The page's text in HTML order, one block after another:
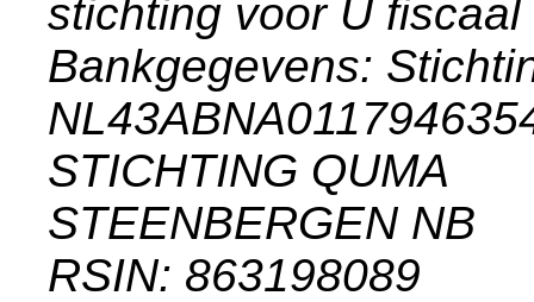
stichting voor U
Bankgegevens:
STICHTING QUMA
STEENBERGEN NB
RSIN: 863198089